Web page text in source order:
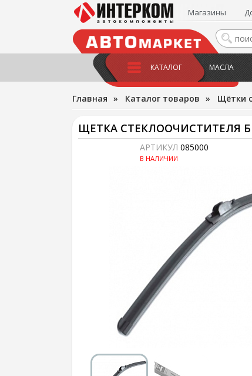
Магазины
КАТАЛОГ МАСЛА
Главная » Каталог товаров » Щётки
ЩЕТКА СТЕКЛООЧИСТИТЕЛЯ
АРТИКУЛ 085000
В НАЛИЧИИ